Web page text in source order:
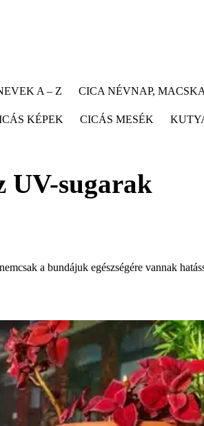
A – Z CICA NÉVNAP,
KÉPEK CICÁS MESÉK
UV-sugarak
a bundájuk egészségére vannak